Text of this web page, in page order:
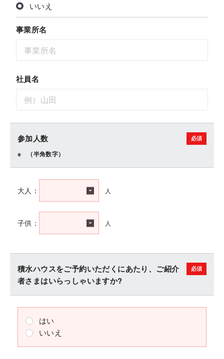
いいえ
事業所名
社員名
参加人数
（半角数字）
大人： 人
子供： 人
積水ハウスをご予約いただくにあたり、ご紹介
者さまはいらっしゃいますか?
はい
いいえ